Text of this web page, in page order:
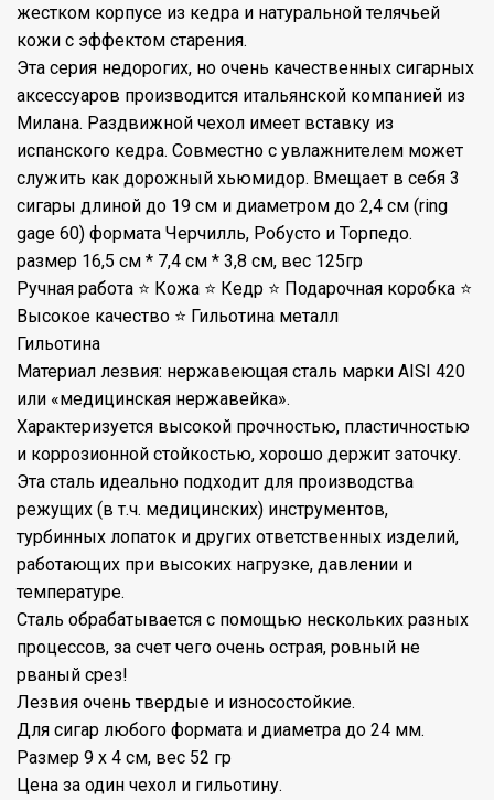
жестком корпусе из кедра и натуральной телячьей
кожи с эффектом старения.
Эта серия недорогих, но очень качественных сигарных
аксессуаров производится итальянской компанией из
Милана. Раздвижной чехол имеет вставку из
испанского кедра. Совместно с увлажнителем может
служить как дорожный хьюмидор. Вмещает в себя 3
сигары длиной до 19 см и диаметром до 2,4 см (ring
gage 60) формата Черчилль, Робусто и Торпедо.
размер 16,5 см * 7,4 см * 3,8 см, вес 125гр
Ручная работа ⭐ Кожа ⭐ Кедр ⭐ Подарочная коробка ⭐
Высокое качество ⭐ Гильотина металл
Гильотина
Материал лезвия: нержавеющая сталь марки AISI 420
или «медицинская нержавейка».
Характеризуется высокой прочностью, пластичностью
и коррозионной стойкостью, хорошо держит заточку.
Эта сталь идеально подходит для производства
режущих (в т.ч. медицинских) инструментов,
турбинных лопаток и других ответственных изделий,
работающих при высоких нагрузке, давлении и
температуре.
Сталь обрабатывается с помощью нескольких разных
процессов, за счет чего очень острая, ровный не
рваный срез!
Лезвия очень твердые и износостойкие.
Для сигар любого формата и диаметра до 24 мм.
Размер 9 х 4 см, вес 52 гр
Цена за один чехол и гильотину.